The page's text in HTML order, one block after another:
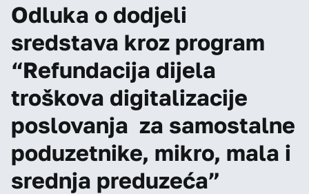
Odluka o dodjeli
sredstava kroz program
“Refundacija dijela
troškova digitalizacije
poslovanja za samostalne
poduzetnike, mikro, mala i
srednja preduzeća”